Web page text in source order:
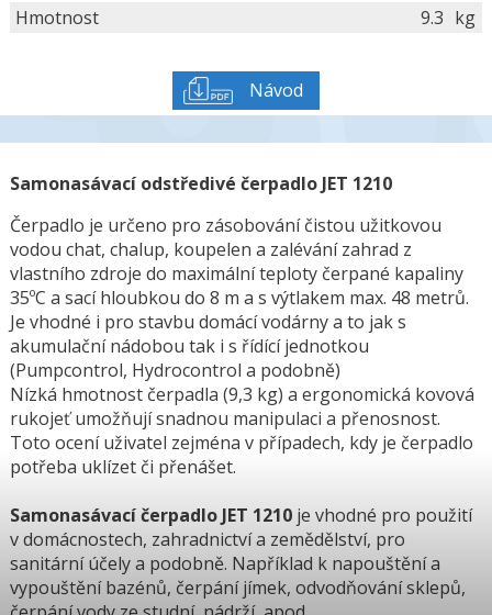
Hmotnost
9.3 kg
Návod
Samonasávací odstředivé čerpadlo JET 1210
Čerpadlo je určeno pro zásobování čistou užitkovou
vodou chat, chalup, koupelen a zalévání zahrad z
vlastního zdroje do maximální teploty čerpané kapaliny
35ºC a sací hloubkou do 8 m a s výtlakem max. 48 metrů.
Je vhodné i pro stavbu domácí vodárny a to jak s
akumulační nádobou tak i s řídící jednotkou
(Pumpcontrol, Hydrocontrol a podobně)
Nízká hmotnost čerpadla (9,3 kg) a ergonomická kovová
rukojeť umožňují snadnou manipulaci a přenosnost.
Toto ocení uživatel zejména v případech, kdy je čerpadlo
potřeba uklízet či přenášet.
Samonasávací čerpadlo JET 1210je vhodné pro použití
v domácnostech, zahradnictví a zemědělství, pro
sanitární účely a podobně. Například k napouštění a
vypouštění bazénů, čerpání jímek, odvodňování sklepů,